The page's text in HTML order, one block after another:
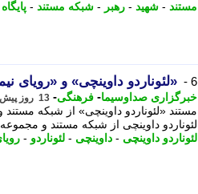
مستند - شهید - رهبر - شبکه مستند -
6 - «لئوناردو داوینچی» و «رویای
خبرگزاری صداوسیما- فرهنگی- 13 روز پیش - شنبه 3 مرداد 1405، 16:15
مستند «لئوناردو داوینچی» از شبکه
لئوناردو داوینچی از شبکه مستند و
لئوناردو داوینچی - داوینچی - لئوناردو -